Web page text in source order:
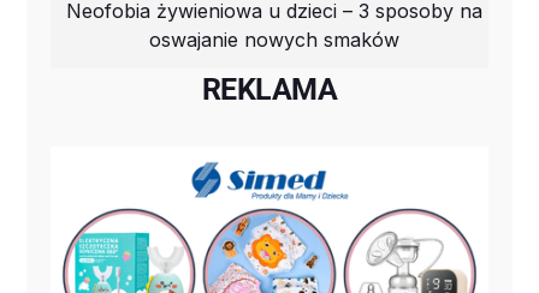
Neofobia żywieniowa u dzieci – 3 sposoby na
oswajanie nowych smaków
REKLAMA